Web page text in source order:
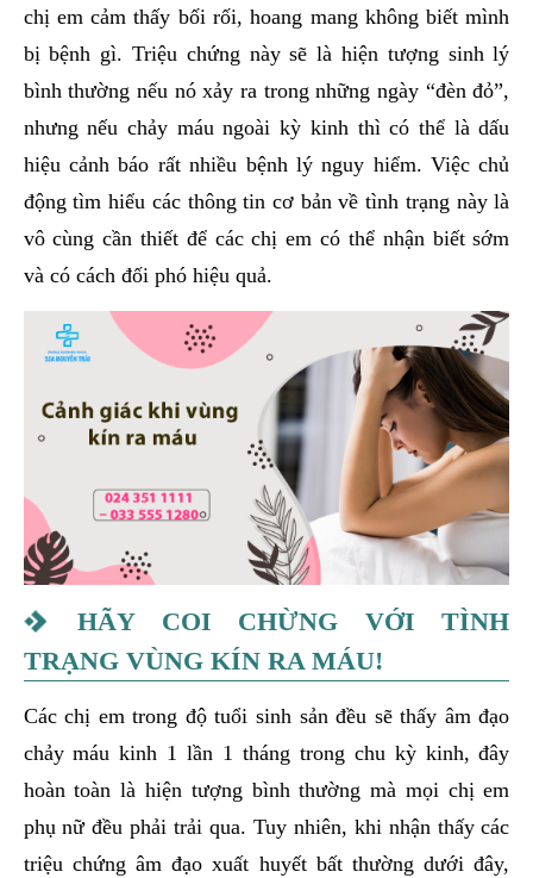
chị em cảm thấy bối rối, hoang mang không biết mình
bị bệnh gì. Triệu chứng này sẽ là hiện tượng sinh lý
bình thường nếu nó xảy ra trong những ngày “đèn đỏ”,
nhưng nếu chảy máu ngoài kỳ kinh thì có thể là dấu
hiệu cảnh báo rất nhiều bệnh lý nguy hiểm. Việc chủ
động tìm hiểu các thông tin cơ bản về tình trạng này là
vô cùng cần thiết để các chị em có thể nhận biết sớm
và có cách đối phó hiệu quả.
HÃY COI CHỪNG VỚI TÌNH
TRẠNG VÙNG KÍN RA MÁU!
Các chị em trong độ tuổi sinh sản đều sẽ thấy âm đạo
chảy máu kinh 1 lần 1 tháng trong chu kỳ kinh, đây
hoàn toàn là hiện tượng bình thường mà mọi chị em
phụ nữ đều phải trải qua. Tuy nhiên, khi nhận thấy các
triệu chứng âm đạo xuất huyết bất thường dưới đây,